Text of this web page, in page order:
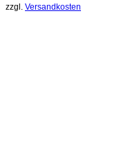
zzgl. Versandkosten